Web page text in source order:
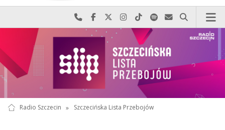
Najlepiej po prostu do nas zadzwoń
Odwiedź nas na Facebook-u
Odwiedź nas na X
Odwiedź nas na Instagram-ie
Odwiedź nas na TikTok-u
Szukaj nas na Spotify
Wyślij do nas
Szukaj
Radio Szczecin » Szczecińska Lista Przebojów